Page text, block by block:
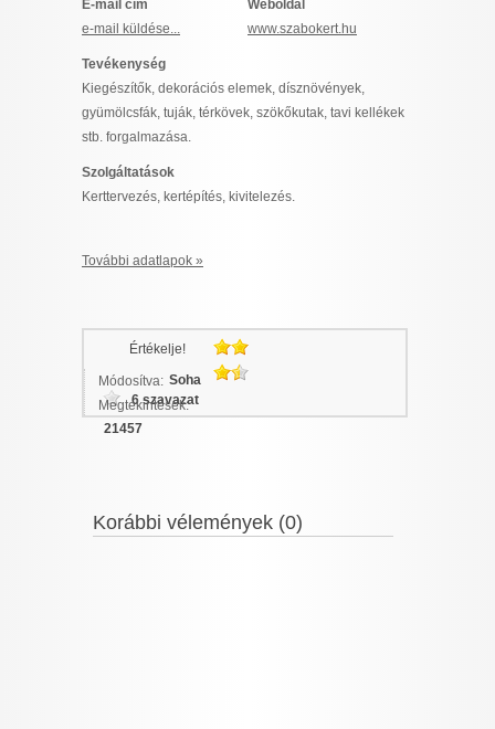
user protection.
Data Deletion Data Access
E-mail cím
e-mail küldése...
Weboldal
www.szabokert.hu
Tevékenység
Kiegészítők, dekorációs elemek, dísznövények,
gyümölcsfák, tuják, térkövek, szökőkutak, tavi kellékek
stb. forgalmazása.
Szolgáltatások
Kerttervezés, kertépítés, kivitelezés.
További adatlapok »
Értékelje!
6 szavazat
Módosítva: Soha
Megtekintések:
21457
Korábbi vélemények (0)